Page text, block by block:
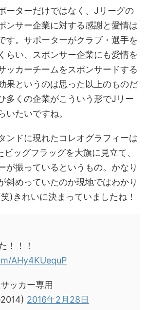
ーターだけではなく、Jリーグの
ンサー企業に対する感謝と愛情は
す。サポーターがクラブ・選手を
らい、スポンサー企業にも愛情を
ッカーチームをスポンサードする
果というのは思った以上のものだ
多くの企業がこういう形でJリー
いたいですね。
ンドに現れたコレオグラフィーは
ッグフラッグを大旗に見立て、
が振っているというもの。かなり
斜めっていたのか現地ではわかり
)きれいに決まっていましたね！
！！！
AHy4KUequP
ッカー専用
2016年2月28日